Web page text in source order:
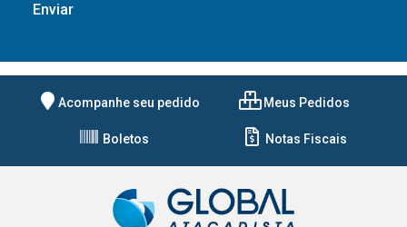
Acompanhe seu pedido Meus Pedidos
Boletos Notas Fiscais